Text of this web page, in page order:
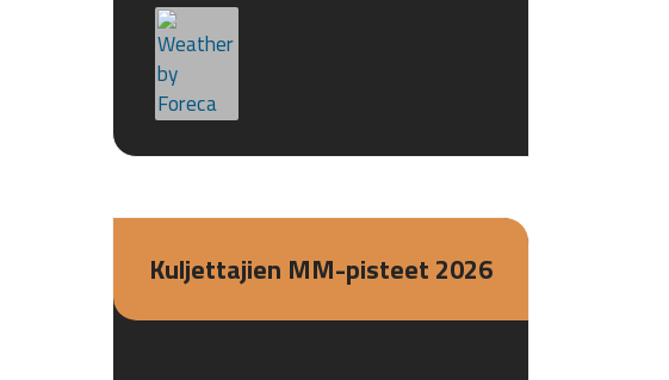
Kuljettajien MM-pisteet 2026